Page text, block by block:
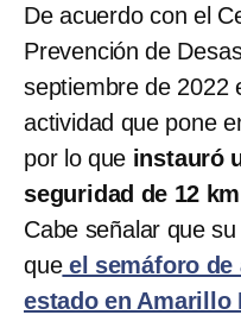
De acuerdo con el
Prevención de
septiembre de 2022
actividad que pone
por lo que instauró
seguridad de 12 km
Cabe señalar que
queel semáforo de
estado en Amarillo